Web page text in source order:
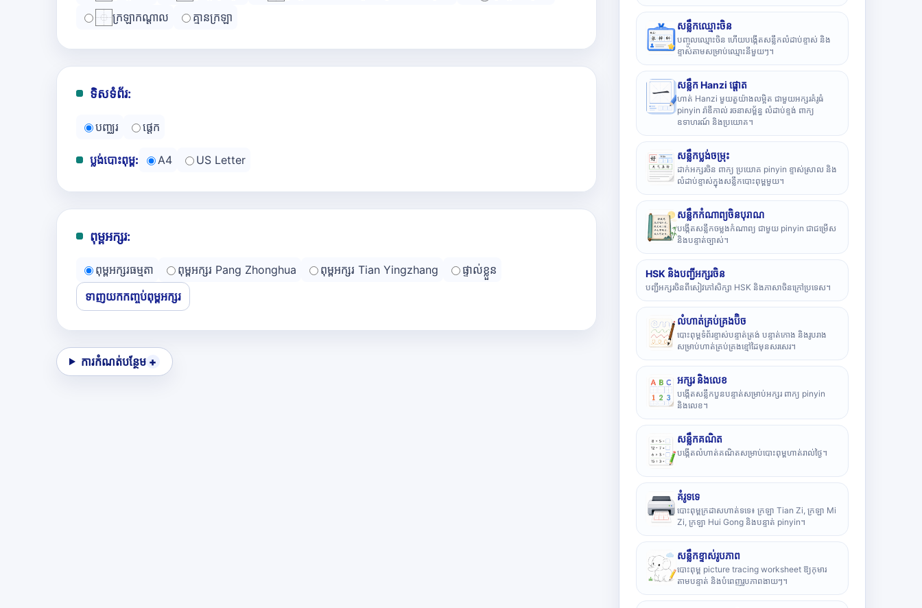
ក្រឡាកណ្ដាល
គ្មានក្រឡា
ទិសទំព័រ:
បញ្ឈរ ផ្ដេក
ប្លង់បោះពុម្ព: A4 US Letter
ពុម្ពអក្សរ:
ពុម្ពអក្សរធម្មតា ពុម្ពអក្សរ Pang Zhonghua ពុម្ពអក្សរ Tian Yingzhang
ផ្ទាល់ខ្លួន
ទាញយកកញ្ចប់ពុម្ពអក្សរ
ការកំណត់បន្ថែម
សន្លឹកឈ្មោះចិន
បញ្ចូលឈ្មោះចិន ហើយបង្កើតសន្លឹកលំដាប់ខ្ទាស់ និង
ខ្ទាស់តាមសម្រាប់ឈ្មោះនីមួយៗ។
សន្លឹក Hanzi ផ្តោត
ហាត់ Hanzi មួយតួយ៉ាងលម្អិត ជាមួយអក្សរគំរូធំ
pinyin រ៉ាឌីកាល់ រចនាសម្ព័ន្ធ លំដាប់ខ្ទង់ ពាក្យ
ឧទាហរណ៍ និងប្រយោគ។
សន្លឹកប្លង់ចម្រុះ
ដាក់អក្សរចិន ពាក្យ ប្រយោគ pinyin ខ្ទាស់ស្រាល និង
លំដាប់ខ្ទាស់ក្នុងសន្លឹកបោះពុម្ពមួយ។
សន្លឹកកំណាព្យចិនបុរាណ
បង្កើតសន្លឹកចម្លងកំណាព្យ ជាមួយ pinyin ជាជម្រើស
និងបន្ទាត់ច្បាស់។
HSK និងបញ្ជីអក្សរចិន
បញ្ជីអក្សរចិនពីសៀវភៅសិក្សា HSK និងភាសាចិនក្រៅប្រទេស។
លំហាត់គ្រប់គ្រងប៊ិច
បោះពុម្ពទំព័រខ្ទាស់បន្ទាត់ត្រង់ បន្ទាត់កោង និងរូបរាង
សម្រាប់ហាត់គ្រប់គ្រងខ្មៅដៃមុនសរសេរ។
អក្សរ និងលេខ
បង្កើតសន្លឹកបួនបន្ទាត់សម្រាប់អក្សរ ពាក្យ pinyin
និងលេខ។
សន្លឹកគណិត
បង្កើតលំហាត់គណិតសម្រាប់បោះពុម្ពហាត់រាល់ថ្ងៃ។
គំរូទទេ
បោះពុម្ពក្រដាសហាត់ទទេ៖ ក្រឡា Tian Zi, ក្រឡា Mi
Zi, ក្រឡា Hui Gong និងបន្ទាត់ pinyin។
សន្លឹកខ្ទាស់រូបភាព
បោះពុម្ព picture tracing worksheet ឱ្យកុមារ
តាមបន្ទាត់ និងបំពេញរូបភាពងាយៗ។